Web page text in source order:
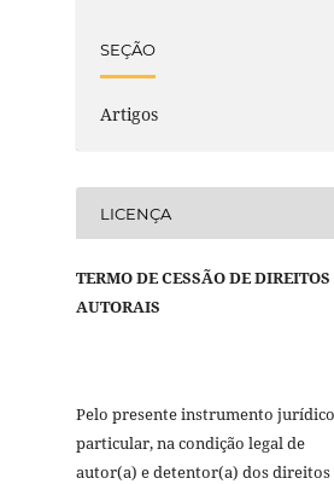
SEÇÃO
Artigos
LICENÇA
TERMO DE CESSÃO DE DIREITOS
AUTORAIS
Pelo presente instrumento jurídico
particular, na condição legal de
autor(a) e detentor(a) dos direitos